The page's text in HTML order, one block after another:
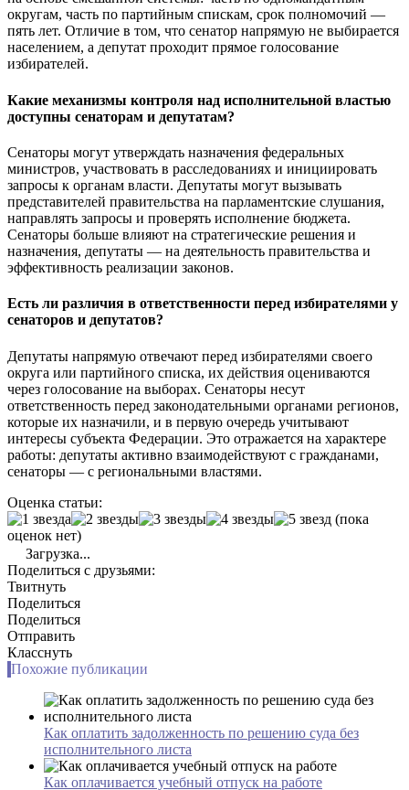
округам, часть по партийным спискам, срок полномочий —
пять лет. Отличие в том, что сенатор напрямую не выбирается
населением, а депутат проходит прямое голосование
избирателей.
Какие механизмы контроля над исполнительной властью
доступны сенаторам и депутатам?
Сенаторы могут утверждать назначения федеральных
министров, участвовать в расследованиях и инициировать
запросы к органам власти. Депутаты могут вызывать
представителей правительства на парламентские слушания,
направлять запросы и проверять исполнение бюджета.
Сенаторы больше влияют на стратегические решения и
назначения, депутаты — на деятельность правительства и
эффективность реализации законов.
Есть ли различия в ответственности перед избирателями у
сенаторов и депутатов?
Депутаты напрямую отвечают перед избирателями своего
округа или партийного списка, их действия оцениваются
через голосование на выборах. Сенаторы несут
ответственность перед законодательными органами регионов,
которые их назначили, и в первую очередь учитывают
интересы субъекта Федерации. Это отражается на характере
работы: депутаты активно взаимодействуют с гражданами,
сенаторы — с региональными властями.
Оценка статьи:
(пока
оценок нет)
Загрузка...
Поделиться с друзьями:
Твитнуть
Поделиться
Поделиться
Отправить
Класснуть
Похожие публикации
Как оплатить задолженность по решению суда без
исполнительного листа
Как оплачивается учебный отпуск на работе